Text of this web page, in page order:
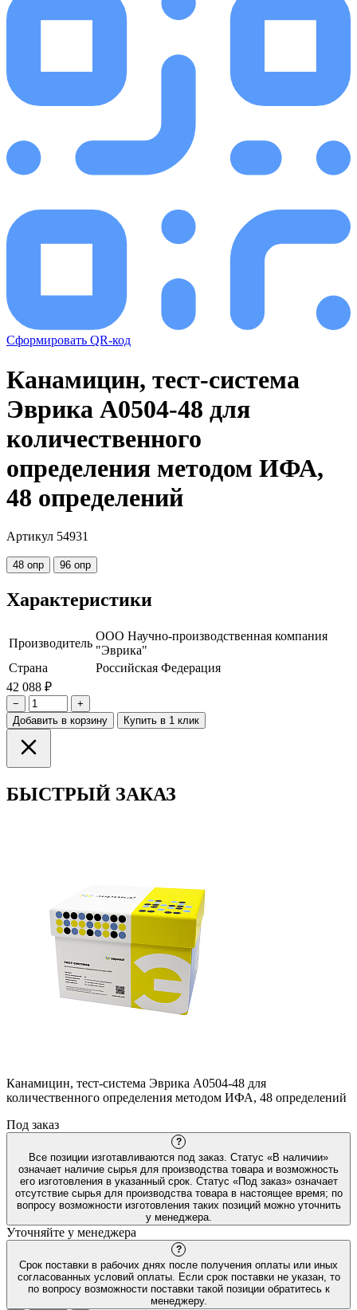
Сформировать QR-код
Канамицин, тест-система
Эврика A0504-48 для
количественного
определения методом ИФА,
48 определений
Артикул 54931
48 опр 96 опр
Характеристики
Производитель
ООО Научно-производственная компания
"Эврика"
Страна
Российская Федерация
42 088 ₽
−
+
Добавить в корзину
Купить в 1 клик
БЫСТРЫЙ ЗАКАЗ
Канамицин, тест-система Эврика A0504-48 для
количественного определения методом ИФА, 48 определений
Под заказ
?
Все позиции изготавливаются под заказ. Статус «В наличии»
означает наличие сырья для производства товара и возможность
его изготовления в указанный срок. Статус «Под заказ» означает
отсутствие сырья для производства товара в настоящее время; по
вопросу возможности изготовления таких позиций можно уточнить
у менеджера.
Уточняйте у менеджера
?
Срок поставки в рабочих днях после получения оплаты или иных
согласованных условий оплаты. Если срок поставки не указан, то
по вопросу возможности поставки такой позиции обратитесь к
менеджеру.